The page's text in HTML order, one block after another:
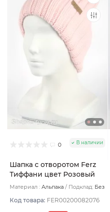
0 В наличии
Шапка с отворотом Ferz
Тиффани цвет Розовый
светлый
Материал : Альпака Подклад: Без
Код товара: FER00200082076